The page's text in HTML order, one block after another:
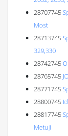
28707745
Most
28713745
329,330
28742745
28765745
28771745
28800745
28817745
Metují